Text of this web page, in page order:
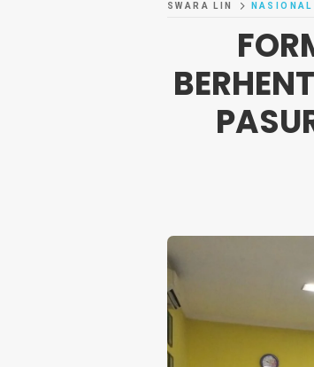
SWARA LIN NASIONAL